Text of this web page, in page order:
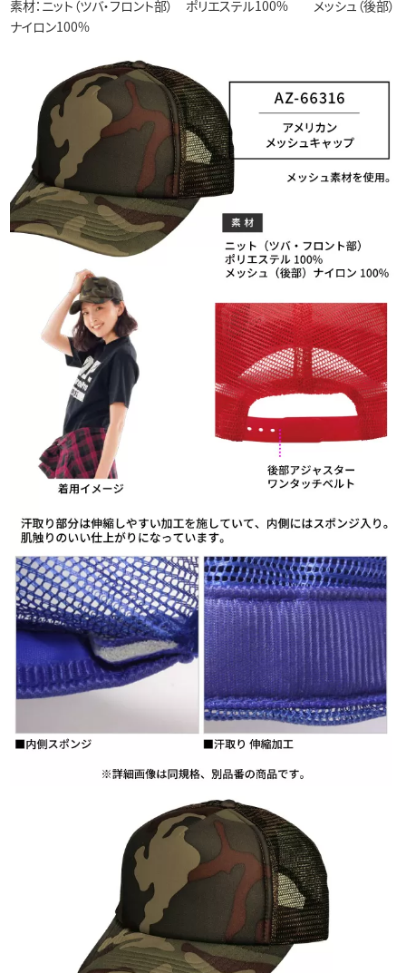
素材：ニット（ツバ・フロント部） ポリエステル100% メッシュ（後部）
ナイロン100%